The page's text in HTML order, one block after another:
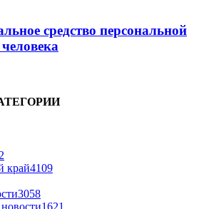
средство персональной
край4109
3058